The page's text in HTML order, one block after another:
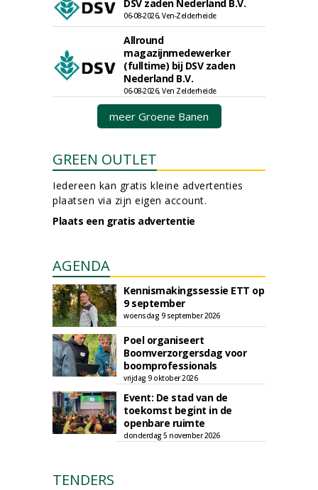
DSV zaden Nederland B.V.
06-08-2026, Ven-Zelderheide
Allround
magazijnmedewerker
(fulltime) bij DSV zaden
Nederland B.V.
06-08-2026, Ven Zelderheide
meer Groene Banen
GREEN OUTLET
Iedereen kan gratis kleine advertenties
plaatsen via zijn eigen account.
Plaats een gratis advertentie
AGENDA
Kennismakingssessie ETT op
9 september
woensdag 9 september 2026
Poel organiseert
Boomverzorgersdag voor
boomprofessionals
vrijdag 9 oktober 2026
Event: De stad van de
toekomst begint in de
openbare ruimte
donderdag 5 november 2026
TENDERS